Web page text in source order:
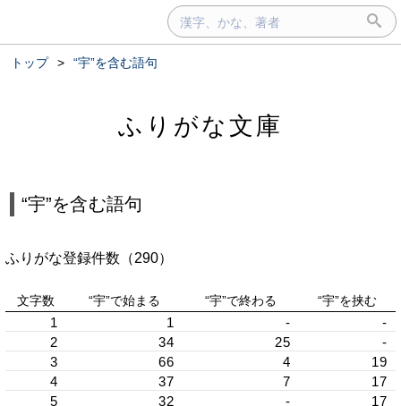
トップ > “宇”を含む語句
ふりがな文庫
“宇”を含む語句
ふりがな登録件数（290）
文字数 “宇”で始まる “宇”で終わる “宇”を挟む
1 1 -
-
2
34 25
-
3
66 4
19
4
37 7
17
5
32 -
17